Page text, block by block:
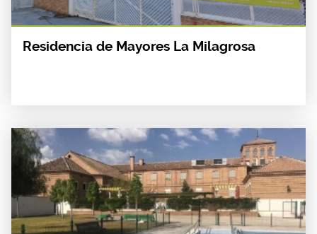
Residencia de Mayores La Milagrosa